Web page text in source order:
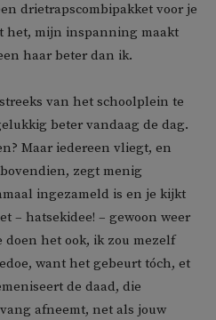
drietrapscombipakket voor je
het, mijn inspanning maakt
haar beter dan ik.
van het schoolplein te
beter vandaag de dag.
Maar iedereen vliegt, en
zegt menig
ingezameld is en je kijkt
– hatsekidee! – gewoon weer
het ook, ik zou mezelf
want het gebeurt tóch, et
de daad, die
afneemt, net als jouw